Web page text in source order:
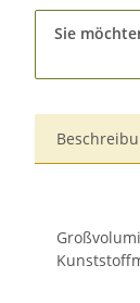
Sie